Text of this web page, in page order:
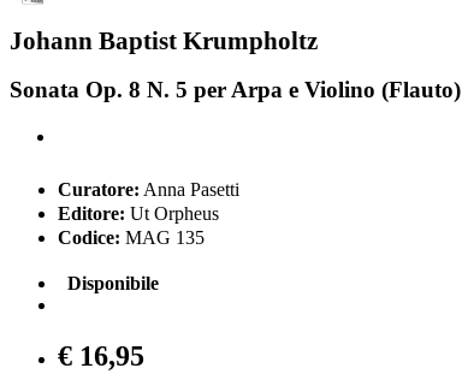
Johann Baptist Krumpholtz
Sonata Op. 8 N. 5 per Arpa e Violino (Flauto)
Curatore: Anna Pasetti
Editore: Ut Orpheus
Codice: MAG 135
Disponibile
€ 16,95